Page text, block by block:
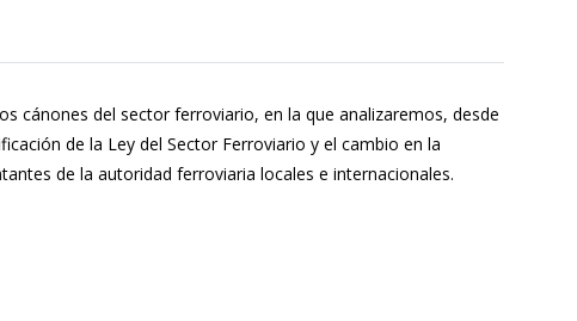
cánones del sector ferroviario, en la que analizaremos, desde
de la Ley del Sector Ferroviario y el cambio en la
de la autoridad ferroviaria locales e internacionales.